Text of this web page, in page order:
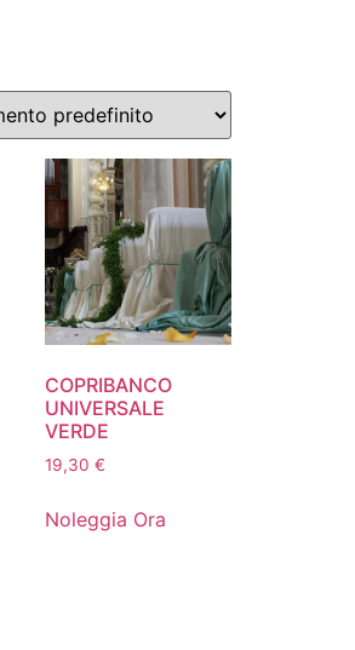
COPRIBANCO
UNIVERSALE
VERDE
19,30€
Noleggia Ora